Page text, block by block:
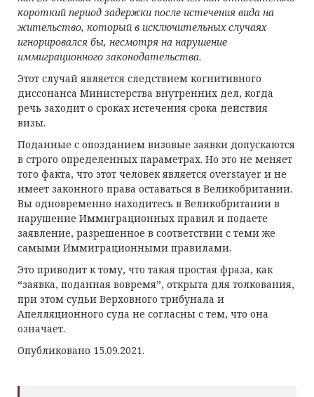
короткий период задержки после истечения вида на
жительство, который в исключительных случаях
игнорировался бы, несмотря на нарушение
иммиграционного законодательства.
Этот случай является следствием когнитивного
диссонанса Министерства внутренних дел, когда
речь заходит о сроках истечения срока действия
визы.
Поданные с опозданием визовые заявки допускаются
в строго определенных параметрах. Но это не меняет
того факта, что этот человек является overstayer и не
имеет законного права оставаться в Великобритании.
Вы одновременно находитесь в Великобритании в
нарушение Иммиграционных правил и подаете
заявление, разрешенное в соответствии с теми же
самыми Иммиграционными правилами.
Это приводит к тому, что такая простая фраза, как
“заявка, поданная вовремя”, открыта для толкования,
при этом судьи Верховного трибунала и
Апелляционного суда не согласны с тем, что она
означает.
Опубликовано 15.09.2021.